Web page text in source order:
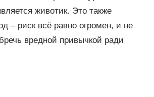
животик. Это также
– риск всё равно огромен, и не
вредной привычкой ради